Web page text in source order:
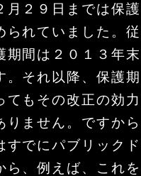
月２９日までは保
られていました。
期間は２０１３年
。それ以降、保護
てもその改正の効
りません。ですか
すでにパブリック
ら、例えば、これ